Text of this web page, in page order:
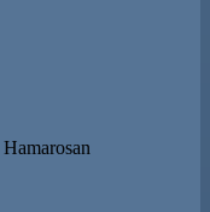
Hamarosan